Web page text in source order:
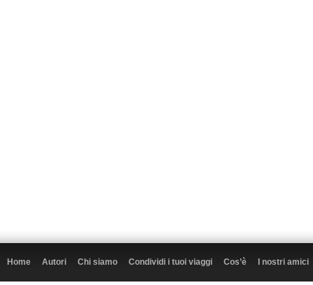
Home Autori Chi siamo Condividi i tuoi viaggi Cos’è I nostri amici